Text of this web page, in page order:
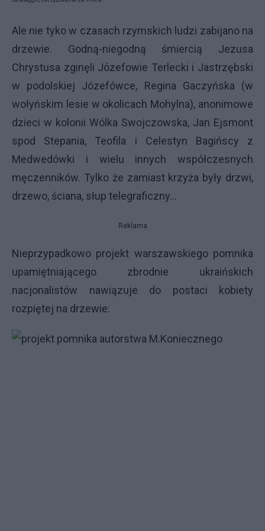
Ale nie tyko w czasach rzymskich ludzi zabijano na
drzewie. Godną-niegodną śmiercią Jezusa
Chrystusa zginęli Józefowie Terlecki i Jastrzębski
w podolskiej Józefówce, Regina Gaczyńska (w
wołyńskim lesie w okolicach Mohylna), anonimowe
dzieci w kolonii Wólka Swojczowska, Jan Ejsmont
spod Stepania, Teofila i Celestyn Bagińscy z
Medwedówki i wielu innych współczesnych
męczenników. Tylko że zamiast krzyża były drzwi,
drzewo, ściana, słup telegraficzny...
Reklama
Nieprzypadkowo projekt warszawskiego pomnika
upamiętniającego zbrodnie ukraińskich
nacjonalistów nawiązuje do postaci kobiety
rozpiętej na drzewie: